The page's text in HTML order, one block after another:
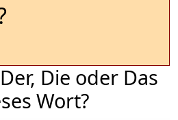
Die oder Das
Wort?